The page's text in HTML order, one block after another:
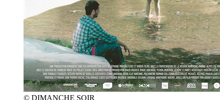
© DIMANCHE SOIR